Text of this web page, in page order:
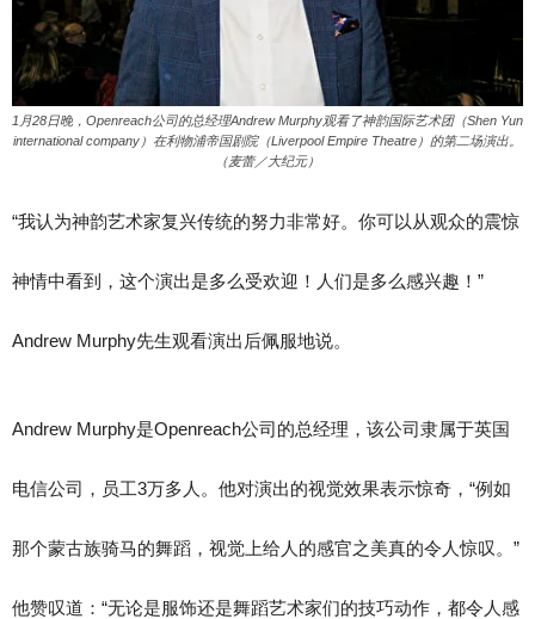
1月28日晚，Openreach公司的总经理Andrew Murphy观看了神韵国际艺术团（Shen Yun
international company）在利物浦帝国剧院（Liverpool Empire Theatre）的第二场演出。
（麦蕾／大纪元）
“我认为神韵艺术家复兴传统的努力非常好。你可以从观众的震惊
神情中看到，这个演出是多么受欢迎！人们是多么感兴趣！”
Andrew Murphy先生观看演出后佩服地说。
Andrew Murphy是Openreach公司的总经理，该公司隶属于英国
电信公司，员工3万多人。他对演出的视觉效果表示惊奇，“例如
那个蒙古族骑马的舞蹈，视觉上给人的感官之美真的令人惊叹。”
他赞叹道：“无论是服饰还是舞蹈艺术家们的技巧动作，都令人感